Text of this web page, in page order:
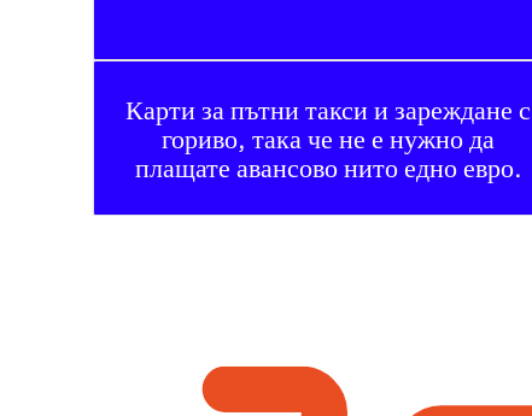
Карти за пътни такси и зареждане с
гориво, така че не е нужно да
плащате авансово нито едно евро.